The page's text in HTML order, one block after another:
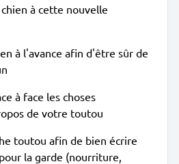
à cette nouvelle
à l'avance afin d'être sûr de
à face les choses
de votre toutou
toutou afin de bien écrire
la garde (nourriture,